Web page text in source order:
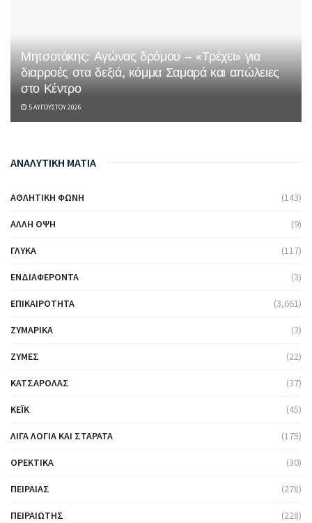
Μητσοτάκης: Αγώνας δρόμου – «Τρέχει» για
διαρροές στα δεξιά, κόμμα Σαμαρά και απώλειες
στο Κέντρο
5 ΑΥΓΟΎΣΤΟΥ 2026
ΑΝΑΛΥΤΙΚΗ ΜΑΤΙΑ
ΑΘΛΗΤΙΚΉ ΦΩΝΉ (143)
ΆΛΛΗ ΌΨΗ (9)
ΓΛΥΚΆ (117)
ΕΝΔΙΑΦΈΡΟΝΤΑ (3)
ΕΠΙΚΑΙΡΌΤΗΤΑ (3,661)
ΖΥΜΑΡΙΚΆ (3)
ΖΎΜΕΣ (22)
ΚΑΤΣΑΡΌΛΑΣ (37)
ΚΈΙΚ (45)
ΛΊΓΑ ΛΌΓΙΑ ΚΑΙ ΣΤΑΡΆΤΑ (175)
ΟΡΕΚΤΙΚΆ (30)
ΠΕΙΡΑΙΆΣ (278)
ΠΕΙΡΑΙΏΤΗΣ (228)